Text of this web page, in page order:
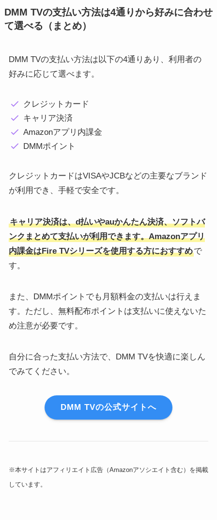
DMM TVの支払い方法は4通りから好みに合わせ
て選べる（まとめ）
DMM TVの支払い方法は以下の4通りあり、利用者の
好みに応じて選べます。
クレジットカード
キャリア決済
Amazonアプリ内課金
DMMポイント
クレジットカードはVISAやJCBなどの主要なブランド
が利用でき、手軽で安全です。
キャリア決済は、d払いやauかんたん決済、ソフトバ
ンクまとめて支払いが利用できます。Amazonアプリ
内課金はFire TVシリーズを使用する方におすすめで
す。
また、DMMポイントでも月額料金の支払いは行えま
す。ただし、無料配布ポイントは支払いに使えないた
め注意が必要です。
自分に合った支払い方法で、DMM TVを快適に楽しん
でみてください。
DMM TVの公式サイトへ
※本サイトはアフィリエイト広告（Amazonアソシエイト含む）を掲載
しています。